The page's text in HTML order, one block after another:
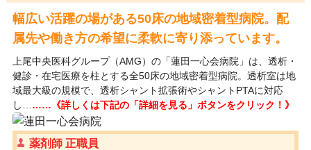
幅広い活躍の場がある50床の地域密着型病院。配
属先や働き方の希望に柔軟に寄り添っています。
上尾中央医科グループ（AMG）の「蓮田一心会病院」は、透析・
健診・在宅医療を柱とする全50床の地域密着型病院。透析室は地
域最大級の規模で、透析シャント拡張術やシャントPTAに対応
し… ……《詳しくは下記の「詳細を見る」ボタンをクリック！》
薬剤師 正職員